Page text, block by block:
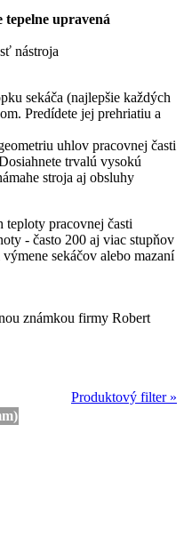
tepelne upravená
nástroja
sekáča (najlepšie každých
Predídete jej prehriatiu a
uhlov pracovnej časti
trvalú vysokú
stroja aj obsluhy
teploty pracovnej časti
- často 200 aj viac stupňov
sekáčov alebo mazaní
známkou firmy Robert
Produktový filter »